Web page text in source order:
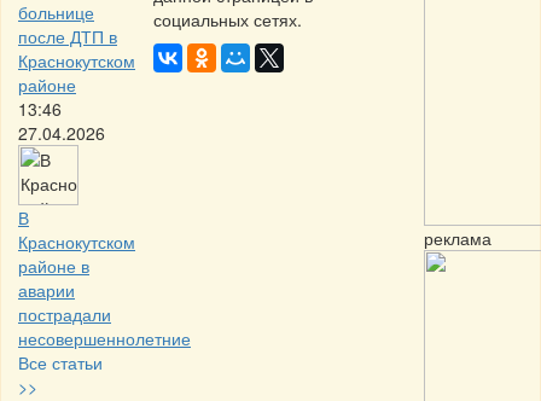
больнице
после ДТП в
Краснокутском
районе
13:46
27.04.2026
В
Краснокутском
районе в
аварии
пострадали
несовершеннолетние
Все статьи
>>
социальных сетях.
реклама